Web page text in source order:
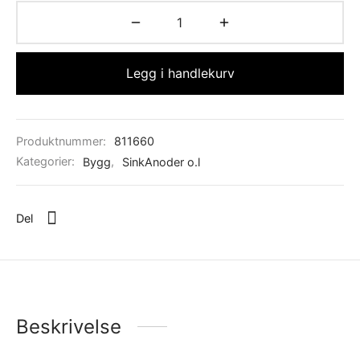
Legg i handlekurv
Produktnummer:
811660
Kategorier:
Bygg, SinkAnoder o.l
Del
Beskrivelse